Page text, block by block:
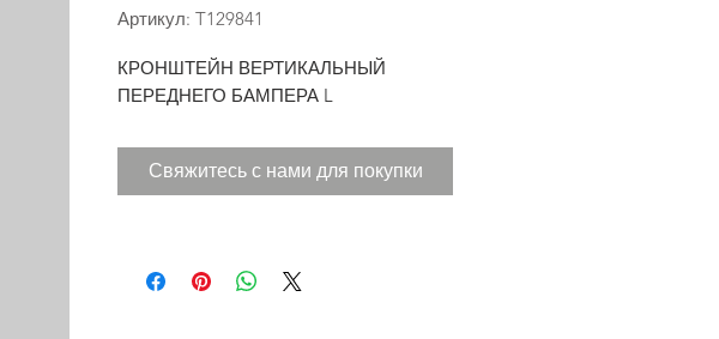
Артикул: T129841
КРОНШТЕЙН ВЕРТИКАЛЬНЫЙ
ПЕРЕДНЕГО БАМПЕРА L
Свяжитесь с нами для покупки